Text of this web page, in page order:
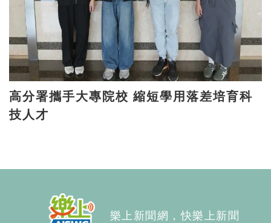
高分署攜手大專院校 縮短學用落差培育科
技人才
樂上新聞網，快樂上新聞